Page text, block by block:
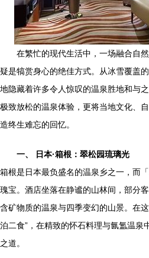
在繁忙的现代生活中，一场融合自
疑是犒赏身心的绝佳方式。从冰雪覆盖
地隐藏着许多令人惊叹的温泉胜地和与
极致放松的温泉体验，更将当地文化、
造终生难忘的回忆。
一、 日本·箱根：翠松园琉璃光
箱根是日本最负盛名的温泉乡之一，而
瑰宝。酒店坐落在静谧的山林间，部分
含矿物质的温泉与四季变幻的山景。在
泊二食”，在精致的怀石料理与氤氲温泉
之道。